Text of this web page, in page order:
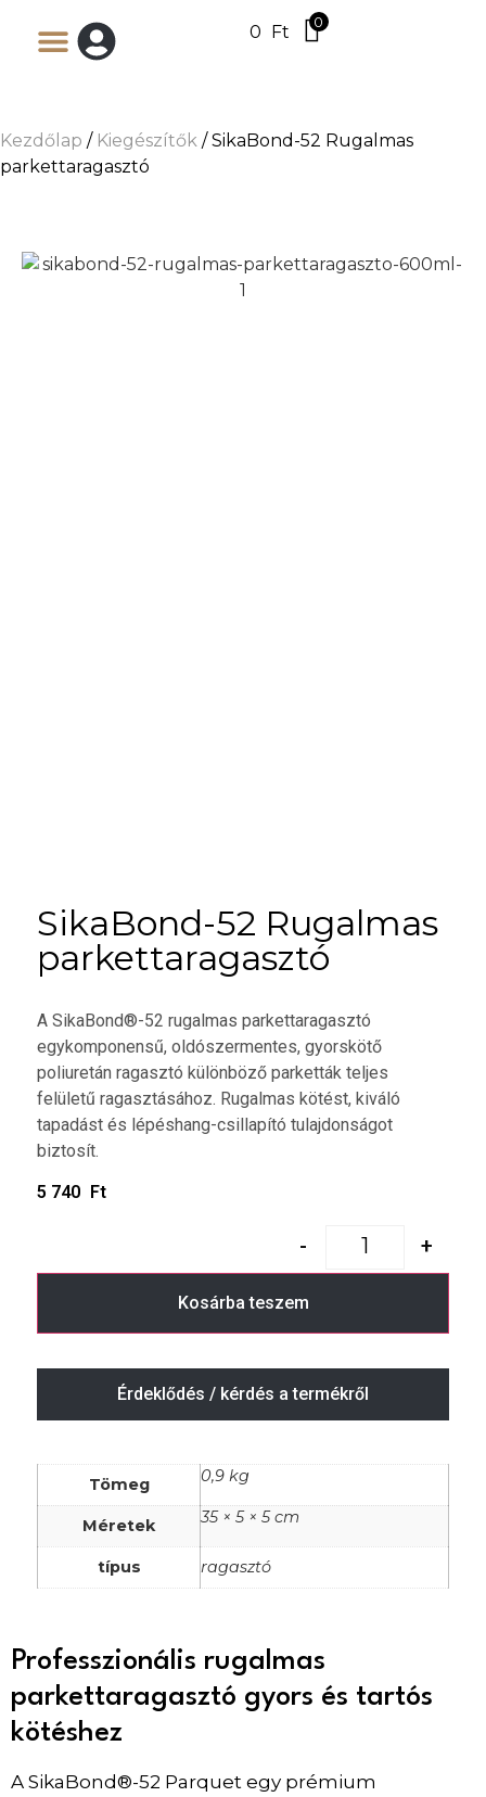
0 Ft 0
Kezdőlap / Kiegészítők / SikaBond-52 Rugalmas
parkettaragasztó
SikaBond-52 Rugalmas
parkettaragasztó
A SikaBond®-52 rugalmas parkettaragasztó
egykomponensű, oldószermentes, gyorskötő
poliuretán ragasztó különböző parketták teljes
felületű ragasztásához. Rugalmas kötést, kiváló
tapadást és lépéshang-csillapító tulajdonságot
biztosít.
5 740 Ft
- +
Kosárba teszem
Érdeklődés / kérdés a termékről
Tömeg 0,9 kg
Méretek 35 × 5 × 5 cm
típus ragasztó
Professzionális rugalmas
parkettaragasztó gyors és tartós
kötéshez
A SikaBond®-52 Parquet egy prémium